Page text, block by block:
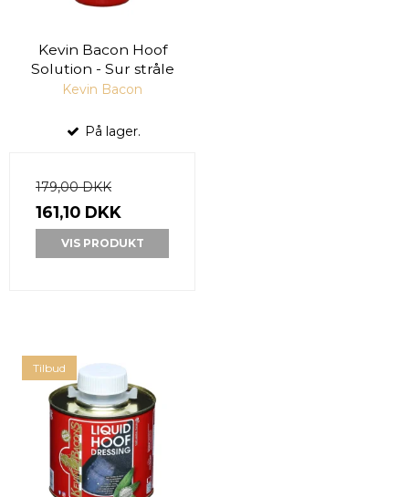
Kevin Bacon Hoof
Solution - Sur stråle
Kevin Bacon
På lager.
179,00 DKK
161,10 DKK
VIS PRODUKT
Tilbud